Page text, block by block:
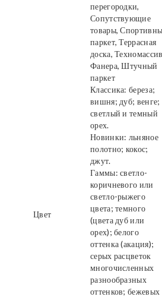
перегородки,
Сопутствующие
товары,
паркет, Террасная
доска,
Фанера, Штучный
паркет
Цвет
Классика: береза;
вишня; дуб; венге;
светлый и темный
орех.
Новинки: льняное
полотно; кокос;
джут.
Гаммы: светло-
коричневого или
светло-рыжего
цвета; темного
(цвета дуб или
орех); белого
оттенка (акация);
серых расцветок
многочисленных
разнообразных
оттенков; бежевых